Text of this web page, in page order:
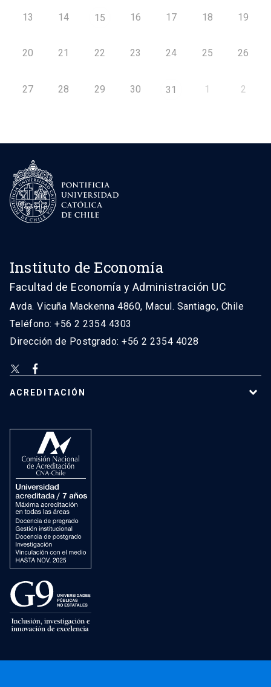
13 14 15 16 17 18 19
20 21 22 23 24 25 26
27 28 29 30 31 1 2
Instituto de Economía
Facultad de Economía y Administración UC
Avda. Vicuña Mackenna 4860, Macul. Santiago, Chile
Teléfono: +56 2 2354 4303
Dirección de Postgrado: +56 2 2354 4028
ACREDITACIÓN